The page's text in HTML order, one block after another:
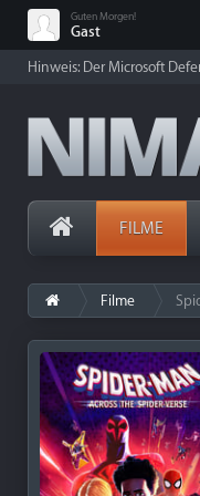
Guten Morgen!
Gast
Hinweis: Der Microsoft
FILME
Filme